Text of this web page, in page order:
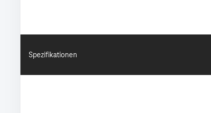
Spezifikationen